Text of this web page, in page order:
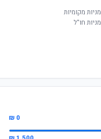
מניות מקומיות
מניות חו"ל
0 ₪